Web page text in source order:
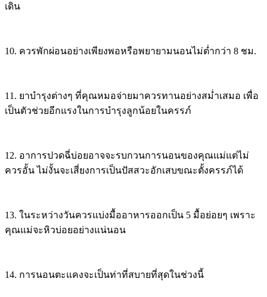
เดิน
10. ควรพักผ่อนอย่างเพียงพอหรือพยายามนอนไม่ต่ำกว่า 8 ชม.
11. ยาบำรุงต่างๆ ที่คุณหมอจ่ายมาควรทานอย่างสม่ำเสมอ เพื่อ
เป็นตัวช่วยอีกแรงในการบำรุงลูกน้อยในครรภ์
12. อาการปวดฉี่บ่อยอาจจะรบกวนการนอนของคุณแม่แต่ไม่
ควรอั้น ไม่งั้นจะเสี่ยงการเป็นปัสสวะอักเสบขณะตั้งครรภ์ได้
13. ในระหว่างวันควรแบ่งมื้ออาหารออกเป็น 5 มื้อย่อยๆ เพราะ
คุณแม่จะหิวบ่อยอย่างแน่นอน
14. การนอนตะแคงจะเป็นท่าที่สบายที่สุดในช่วงนี้